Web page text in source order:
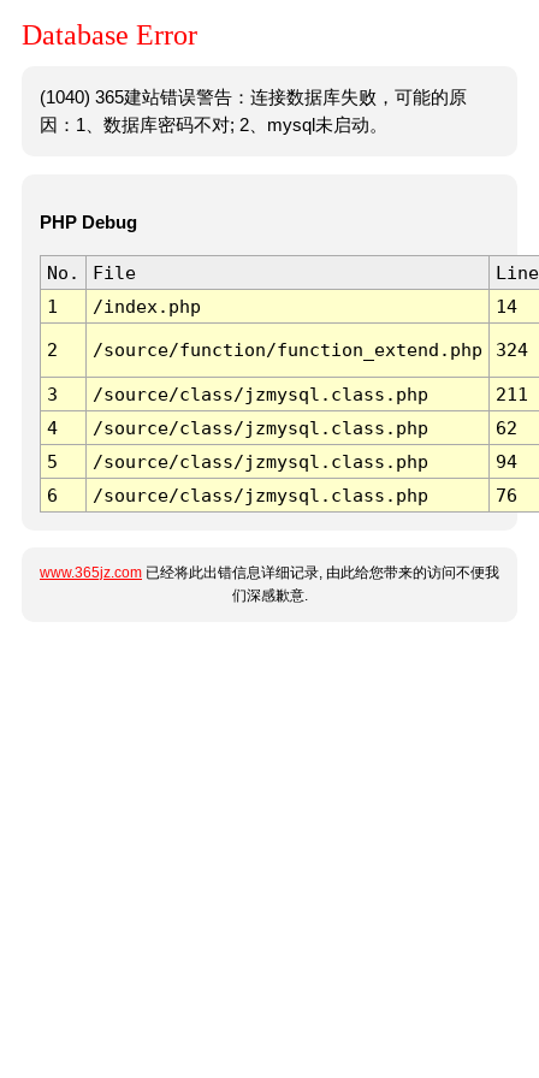
Database Error
(1040) 365建站错误警告：连接数据库失败，可能的原
因：1、数据库密码不对; 2、mysql未启动。
PHP Debug
No. File
Line
1
/index.php 14
2 /source/function/function_extend.php 324
3 /source/class/jzmysql.class.php
211
4
/source/class/jzmysql.class.php
62
5
/source/class/jzmysql.class.php
94
6
/source/class/jzmysql.class.php 76
www.365jz.com 已经将此出错信息详细记录, 由此给您带来的访问不便我
们深感歉意.